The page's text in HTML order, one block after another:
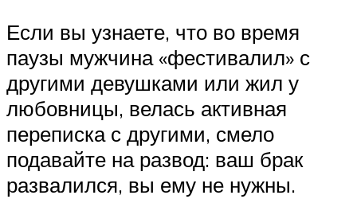
Если вы узнаете, что во время
паузы мужчина «фестивалил» с
другими девушками или жил у
любовницы, велась активная
переписка с другими, смело
подавайте на развод: ваш брак
развалился, вы ему не нужны.